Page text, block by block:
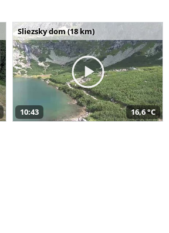
Sliezsky dom (18 km)
10:43 16,6 °C